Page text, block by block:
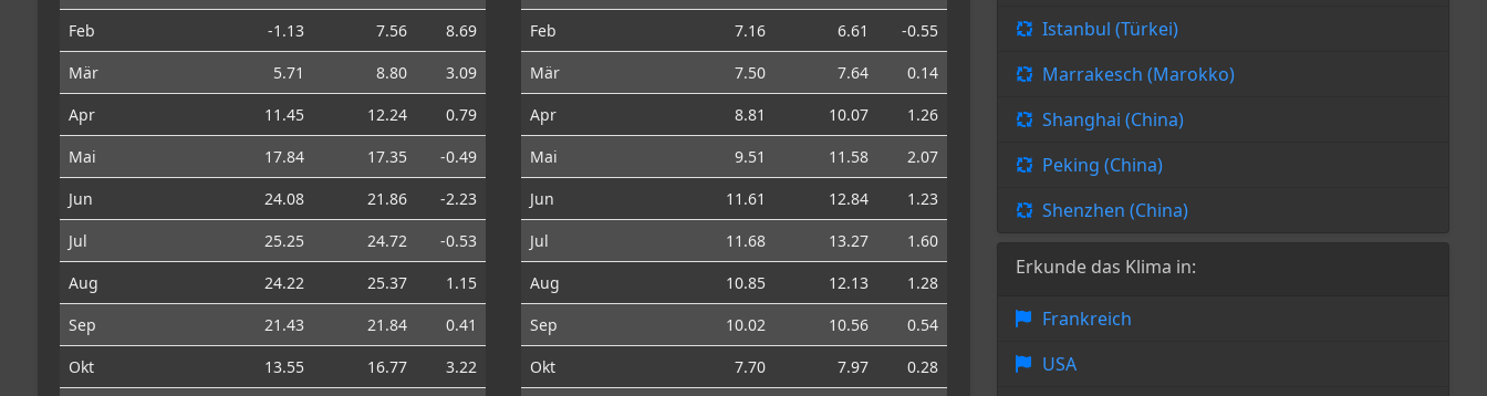
Feb
-1.13 7.56
8.69
Mär
5.71 8.80
3.09
Apr
11.45 12.24
0.79
Mai
17.84 17.35
-0.49
Jun
24.08 21.86
-2.23
Jul
25.25 24.72
-0.53
Aug
24.22 25.37
1.15
Sep
21.43 21.84
0.41
Okt
13.55 16.77
3.22
Feb
7.16 6.61
-0.55
Mär
7.50 7.64
0.14
Apr
8.81 10.07
1.26
Mai
9.51 11.58
2.07
Jun
11.61 12.84
1.23
Jul
11.68 13.27
1.60
Aug
10.85 12.13
1.28
Sep
10.02 10.56
0.54
Okt
7.70 7.97
0.28
Istanbul (Türkei)
Marrakesch (Marokko)
Shanghai (China)
Peking (China)
Shenzhen (China)
Erkunde das Klima in:
Frankreich
USA